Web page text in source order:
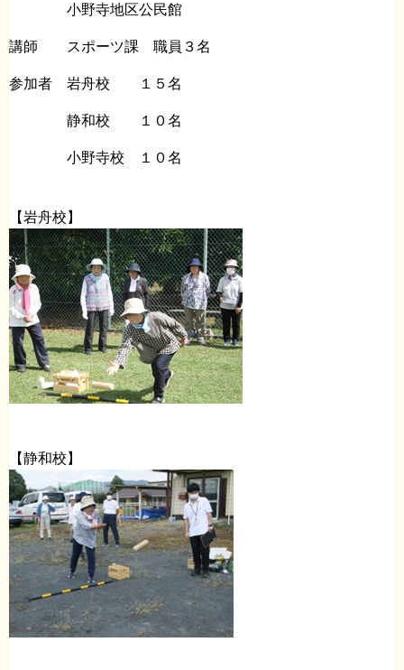
小野寺地区公民館
講師 スポーツ課 職員３名
参加者 岩舟校 １５名
静和校 １０名
小野寺校 １０名
【岩舟校】
【静和校】​